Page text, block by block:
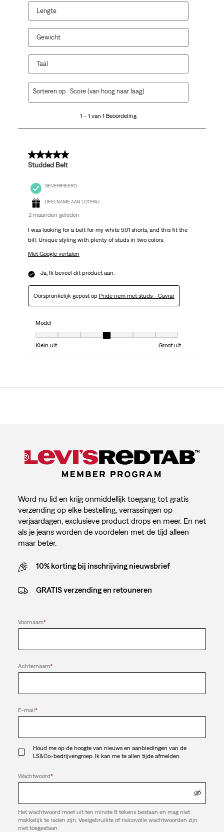
een
vragenformulier.vragenformulier.vragenformulier.vragenformulier.vragenformulier.
Lengte
Gewicht
Taal
1
1 – 1 van 1 Beoordeling
Sorteren op Score (van hoog naar laag)
5 van 5 sterren.
Studded Belt
GEVERIFIEERD
DEELNAME AAN LOTERIJ
2 maanden geleden
I was looking for a belt for my white 501 shorts, and this fit the
bill. Unique styling with plenty of studs in two colors.
Met Google vertalen
Ja, Ik beveel dit product aan.
Oorspronkelijk gepost op Pride riem met studs - Caviar
Model
Model, 4 van 7, waarbij 1 gelijk is aan Klein uit en 7 gelijk is aan Groot uit
Klein uit
Groot uit
Word nu lid en krijg onmiddellijk toegang tot gratis
verzending op elke bestelling, verrassingen op
verjaardagen, exclusieve product drops en meer. En net
als je jeans worden de voordelen met de tijd alleen
maar beter.
10% korting bij inschrijving nieuwsbrief
GRATIS verzending en retouneren
Voornaam*
Achternaam*
E-mail*
Houd me op de hoogte van nieuws en aanbiedingen van de
LS&Co.-bedrijvengroep. Ik kan me te allen tijde afmelden.
Wachtwoord*
Het wachtwoord moet uit ten minste 8 tekens bestaan en mag niet
makkelijk te raden zijn. Veelgebruikte of risicovolle wachtwoorden zijn
niet toegestaan.